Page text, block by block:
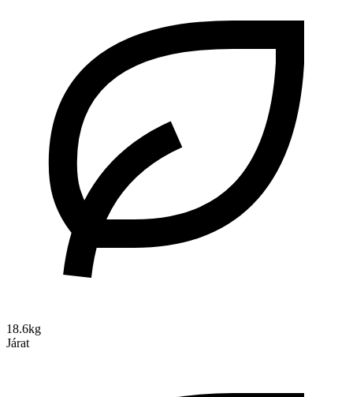
18.6kg
Járat